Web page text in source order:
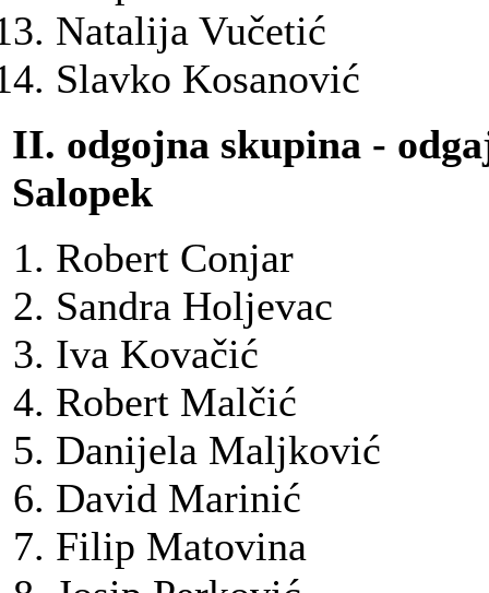
Natalija Vučetić
Slavko Kosanović
II. odgojna skupina -
Salopek
Robert Conjar
Sandra Holjevac
Iva Kovačić
Robert Malčić
Danijela Maljković
David Marinić
Filip Matovina